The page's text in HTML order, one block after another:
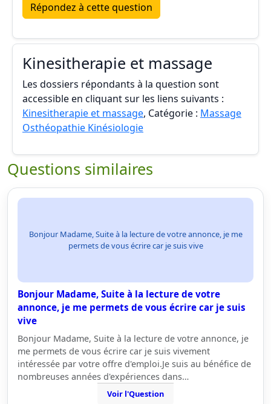
Répondez à cette question
Kinesitherapie et massage
Les dossiers répondants à la question sont
accessible en cliquant sur les liens suivants :
Kinesitherapie et massage, Catégorie : Massage
Osthéopathie Kinésiologie
Questions similaires
Bonjour Madame, Suite à la lecture de votre annonce, je me
permets de vous écrire car je suis vive
Bonjour Madame, Suite à la lecture de votre
annonce, je me permets de vous écrire car je suis
vive
Bonjour Madame, Suite à la lecture de votre annonce, je
me permets de vous écrire car je suis vivement
intéressée par votre offre d'emploi.Je suis au bénéfice de
nombreuses années d'expériences dans…
Voir l'Question